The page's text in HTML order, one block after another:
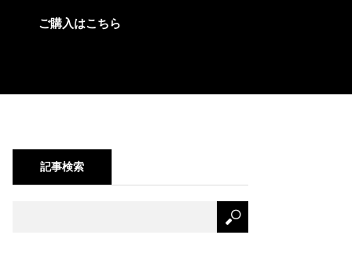
ご購入はこちら
記事検索